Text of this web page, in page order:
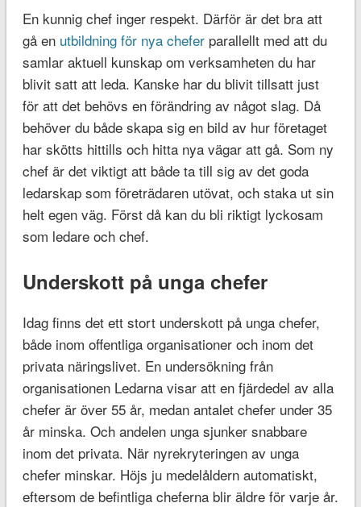
En kunnig chef inger respekt. Därför är det bra att
gå en utbildning för nya cheferparallellt med att du
samlar aktuell kunskap om verksamheten du har
blivit satt att leda. Kanske har du blivit tillsatt just
för att det behövs en förändring av något slag. Då
behöver du både skapa sig en bild av hur företaget
har skötts hittills och hitta nya vägar att gå. Som ny
chef är det viktigt att både ta till sig av det goda
ledarskap som företrädaren utövat, och staka ut sin
helt egen väg. Först då kan du bli riktigt lyckosam
som ledare och chef.
Underskott på unga chefer
Idag finns det ett stort underskott på unga chefer,
både inom offentliga organisationer och inom det
privata näringslivet. En undersökning från
organisationen Ledarna visar att en fjärdedel av alla
chefer är över 55 år, medan antalet chefer under 35
år minska. Och andelen unga sjunker snabbare
inom det privata. När nyrekryteringen av unga
chefer minskar. Höjs ju medelåldern automatiskt,
eftersom de befintliga cheferna blir äldre för varje år.